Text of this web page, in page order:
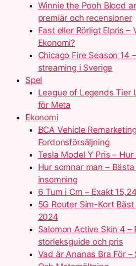
Winnie the Pooh Blood
premiär och recensioner
Fast eller Rörligt Elpris –
Ekonomi?
Chicago Fire Season 14
streaming i Sverige
Spel
League of Legends Tier
för Meta
Ekonomi
BCA Vehicle
Fordonsförsäljning
Tesla Model Y Pris –
Hur somnar man –
insomning
6 Tum i Cm – Exakt
5G Router Sim-Kort
2024
Salomon Active Skin 4 –
storleksguide och pris
Vad är Ananas Bra För